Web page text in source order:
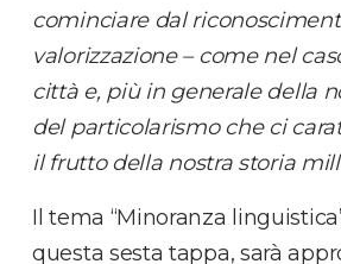
cominciare dal
valorizzazione – come nel
città e, più in generale della
del particolarismo che ci
il frutto della nostra storia
Il tema “Minoranza
questa sesta tappa, sarà